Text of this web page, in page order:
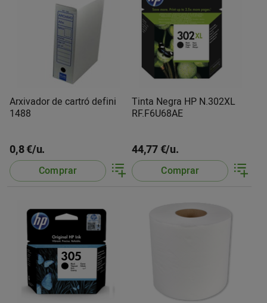
Arxivador de cartró defini
1488
0,8 €/u.
Comprar
Tinta Negra HP N.302XL
RF.F6U68AE
44,77 €/u.
Comprar